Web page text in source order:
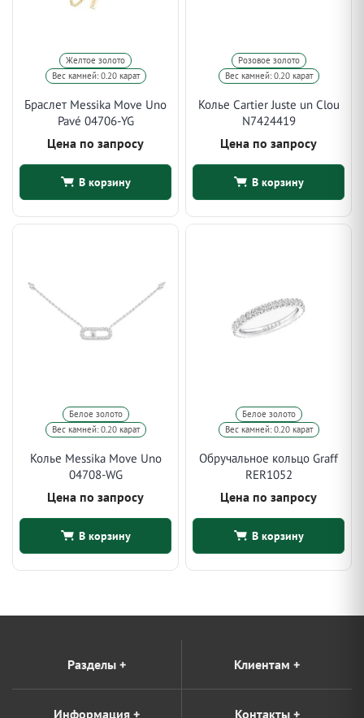
Желтое золото
Вес камней: 0.20 карат
Браслет Messika Move Uno
Pavé 04706-YG
Цена по запросу
В корзину
Розовое золото
Вес камней: 0.20 карат
Колье Cartier Juste un Clou
N7424419
Цена по запросу
В корзину
Белое золото
Вес камней: 0.20 карат
Колье Messika Move Uno
04708-WG
Цена по запросу
В корзину
Белое золото
Вес камней: 0.20 карат
Обручальное кольцо Graff
RER1052
Цена по запросу
В корзину
Разделы + Клиентам +
Информация + Контакты+